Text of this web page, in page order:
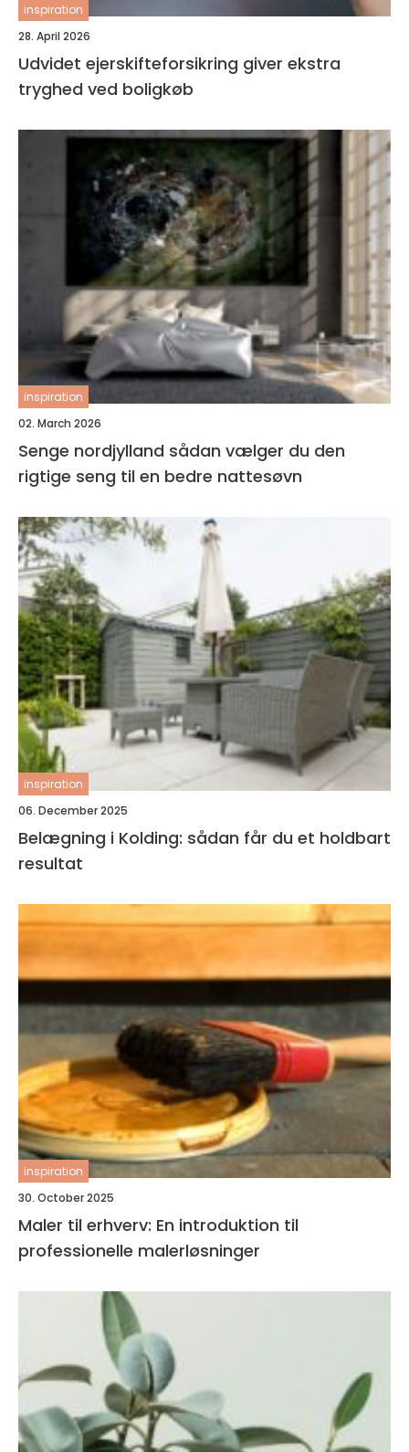
inspiration
28. April 2026
Udvidet ejerskifteforsikring giver ekstra
tryghed ved boligkøb
inspiration
02. March 2026
Senge nordjylland sådan vælger du den
rigtige seng til en bedre nattesøvn
inspiration
06. December 2025
Belægning i Kolding: sådan får du et holdbart
resultat
inspiration
30. October 2025
Maler til erhverv: En introduktion til
professionelle malerløsninger